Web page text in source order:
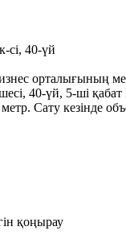
сі, 40-үй
орталығының
40-үй, 5-ші қабат
Сату кезінде
қоңырау